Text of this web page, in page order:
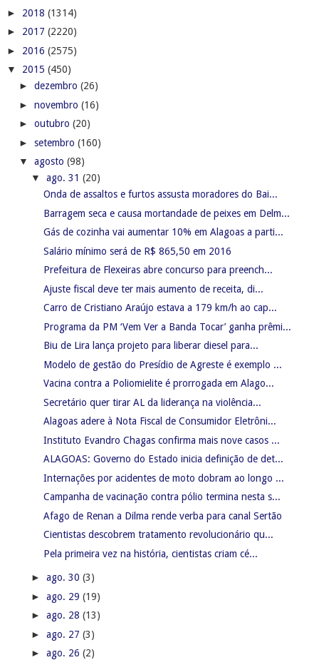
► 2018 (1314)
► 2017 (2220)
► 2016 (2575)
▼ 2015 (450)
► dezembro (26)
► novembro (16)
► outubro (20)
► setembro (160)
▼ agosto (98)
▼ ago. 31 (20)
Onda de assaltos e furtos assusta moradores do Bai...
Barragem seca e causa mortandade de peixes em Delm...
Gás de cozinha vai aumentar 10% em Alagoas a parti...
Salário mínimo será de R$ 865,50 em 2016
Prefeitura de Flexeiras abre concurso para preench...
Ajuste fiscal deve ter mais aumento de receita, di...
Carro de Cristiano Araújo estava a 179 km/h ao cap...
Programa da PM ‘Vem Ver a Banda Tocar’ ganha prêmi...
Biu de Lira lança projeto para liberar diesel para...
Modelo de gestão do Presídio de Agreste é exemplo ...
Vacina contra a Poliomielite é prorrogada em Alago...
Secretário quer tirar AL da liderança na violência...
Alagoas adere à Nota Fiscal de Consumidor Eletrôni...
Instituto Evandro Chagas confirma mais nove casos ...
ALAGOAS: Governo do Estado inicia definição de det...
Internações por acidentes de moto dobram ao longo ...
Campanha de vacinação contra pólio termina nesta s...
Afago de Renan a Dilma rende verba para canal Sertão
Cientistas descobrem tratamento revolucionário qu...
Pela primeira vez na história, cientistas criam cé...
► ago. 30 (3)
► ago. 29 (19)
► ago. 28 (13)
► ago. 27 (3)
► ago. 26 (2)